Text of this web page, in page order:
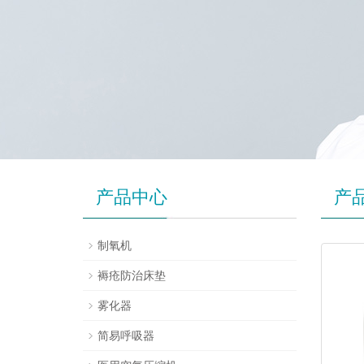
产
产品中心
制氧机
褥疮防治床垫
雾化器
简易呼吸器